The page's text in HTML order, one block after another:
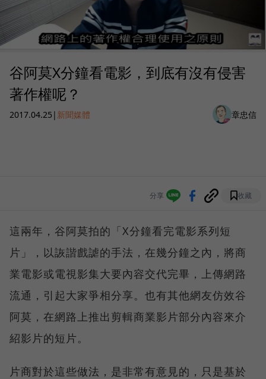
谷阿莫X分鐘看電影，到底有沒有侵害
著作權呢？
2017.04.25 | 新聞媒體 章忠信
分享 收藏
這兩年，谷阿莫拍的「X分鐘看完電影系列短
片」，以詼諧戲謔的手法，在幾分鐘之內，將商
業電影或電視影集大要內容交代完畢，上傳網路
流通，引起大家爭相分享。也有其他網友仿效谷
阿莫，在網路上推出剪輯商業影片部分內容來介
紹影片的短片。
片商對於這些做法，是非常有意見的，只是基於